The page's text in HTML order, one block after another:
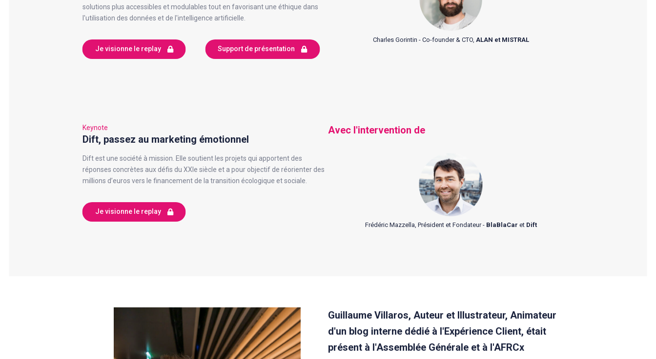
solutions plus accessibles et modulables tout en favorisant une éthique dans
l'utilisation des données et de l'intelligence artificielle.
Je visionne le replay Support de présentation
Charles Gorintin - Co-founder & CTO, ALAN et MISTRAL
Keynote
Dift, passez au marketing émotionnel
Dift est une société à mission. Elle soutient les projets qui apportent des
réponses concrètes aux défis du XXIe siècle et a pour objectif de réorienter des
millions d’euros vers le financement de la transition écologique et sociale.
Je visionne le replay
Avec l'intervention de
Frédéric Mazzella, Président et Fondateur - BlaBlaCar et Dift
Guillaume Villaros, Auteur et Illustrateur, Animateur
d'un blog interne dédié à l'Expérience Client, était
présent à l'Assemblée Générale et à l'AFRCx